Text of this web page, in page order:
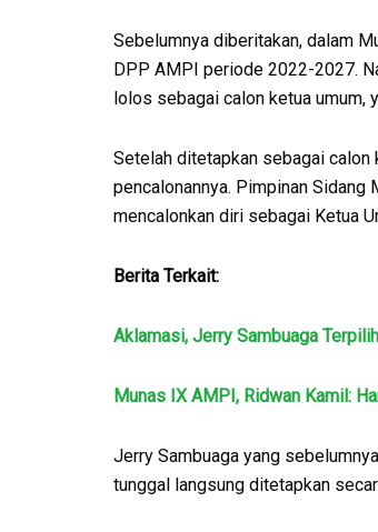
Sebelumnya diberitakan, dalam
DPP AMPI periode 2022-2027.
lolos sebagai calon ketua umum,
Setelah ditetapkan sebagai calon
pencalonannya. Pimpinan
mencalonkan diri sebagai Ketua
Berita Terkait:
Aklamasi, Jerry Sambuaga
Munas IX AMPI, Ridwan Kamil:
Jerry Sambuaga yang
tunggal langsung ditetapkan